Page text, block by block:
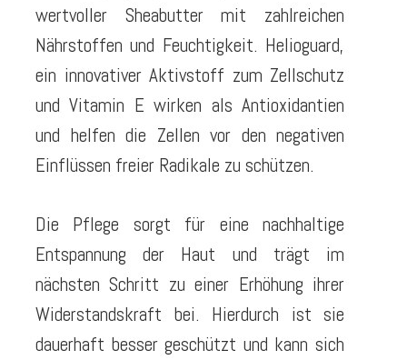
wertvoller Sheabutter mit zahlreichen
Nährstoffen und Feuchtigkeit. Helioguard,
ein innovativer Aktivstoff zum Zellschutz
und Vitamin E wirken als Antioxidantien
und helfen die Zellen vor den negativen
Einflüssen freier Radikale zu schützen.
Die Pflege sorgt für eine nachhaltige
Entspannung der Haut und trägt im
nächsten Schritt zu einer Erhöhung ihrer
Widerstandskraft bei. Hierdurch ist sie
dauerhaft besser geschützt und kann sich